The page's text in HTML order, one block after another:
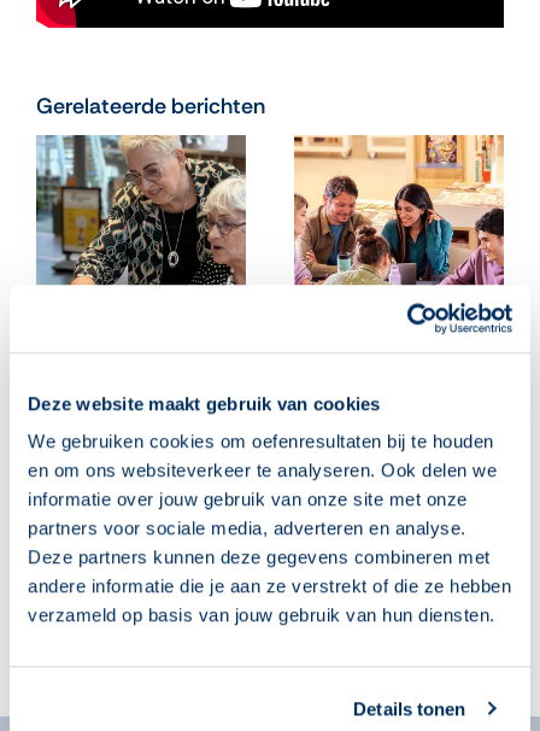
Deze website maakt gebruik van cookies
We gebruiken cookies om oefenresultaten bij te houden
en om ons websiteverkeer te analyseren. Ook delen we
informatie over jouw gebruik van onze site met onze
partners voor sociale media, adverteren en analyse.
Deze partners kunnen deze gegevens combineren met
andere informatie die je aan ze verstrekt of die ze hebben
verzameld op basis van jouw gebruik van hun diensten.
Details tonen
Gerelateerde berichten
naar computerles!’
05 augustus 2026
het nieuwe
cursusjaar? Deze 10
tips helpen je op weg
04 augustus 2026